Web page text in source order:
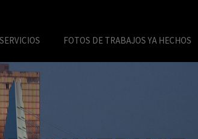
SERVICIOS FOTOS DE TRABAJOS YA HECHOS